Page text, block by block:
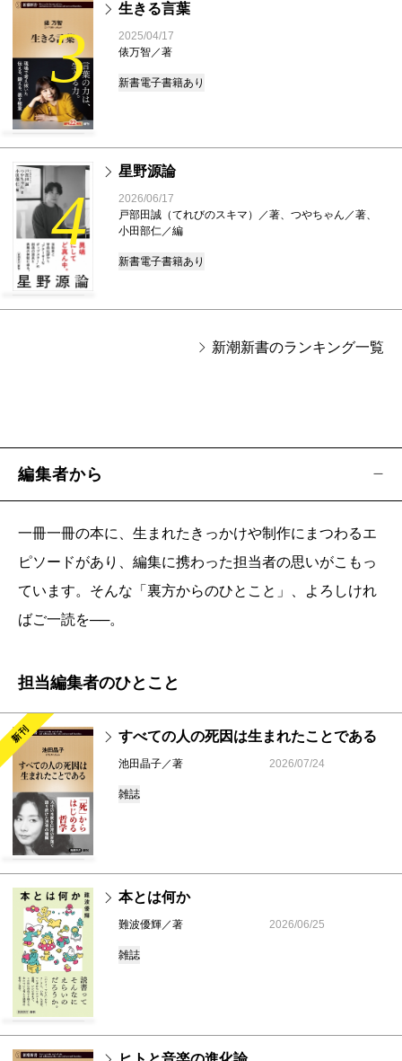
3
生きる言葉
2025/04/17
俵万智／著
新書電子書籍あり
4
星野源論
2026/06/17
戸部田誠（てれびのスキマ）／著、つやちゃん／著、
小田部仁／編
新書電子書籍あり
新潮新書のランキング一覧
編集者から
一冊一冊の本に、生まれたきっかけや制作にまつわるエ
ピソードがあり、編集に携わった担当者の思いがこもっ
ています。そんな「裏方からのひとこと」、よろしけれ
ばご一読を──。
担当編集者のひとこと
新刊 すべての人の死因は生まれたことである
池田晶子／著 2026/07/24
雑誌
本とは何か
難波優輝／著 2026/06/25
雑誌